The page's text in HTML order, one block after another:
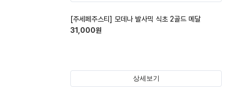
[주세페주스티] 모데나 발사믹 식초 2골드 메달
31,000원
상세보기